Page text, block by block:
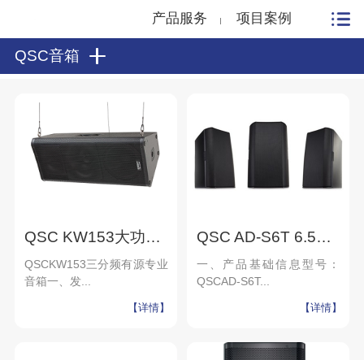
产品服务 项目案例
QSC音箱
QSC KW153大功率有源扬声器会议室固定安装舞台演出音响-北京力创瑞和
QSCKW153三分频有源专业
音箱一、发...
【详情】
QSC AD-S6T 6.5英寸小型扬声器酒店背景音乐会议室扩声-北京力创瑞和
一、产品基础信息型号：
QSCAD-S6T...
【详情】